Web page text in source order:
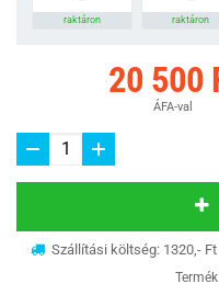
raktáron raktáron
20 500
ÁFA-val
Szállítási költség: 1320,- Ft